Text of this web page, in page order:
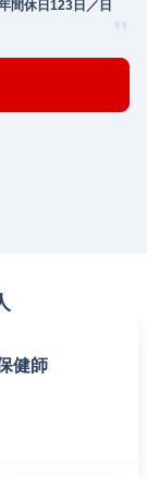
間休日123日／日
健師